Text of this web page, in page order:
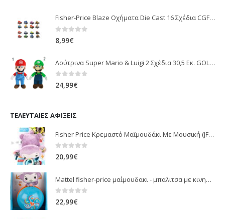
Fisher-Price Blaze Οχήματα Die Cast 16 Σχέδια CGF20
8,99€
Λούτρινα Super Mario & Luigi 2 Σχέδια 30,5 Εκ. GOL13769
0 out of 5
24,99€
ΤΕΛΕΥΤΑΊΕΣ ΑΦΊΞΕΙΣ
Fisher Price Κρεμαστό Μαϊμουδάκι Με Μουσική (JFF02)
0 out of 5
20,99€
Mattel fisher-price μαίμουδακι - μπαλιτσα με κινηση JLB95
0 out of 5
22,99€